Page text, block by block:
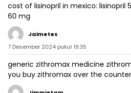
cost of lisinopril in mexico: lisinopril
60 mg
Jaimetes
7 Desember 2024 pukul 19:35
generic zithromax medicine
you buy zithromax over the